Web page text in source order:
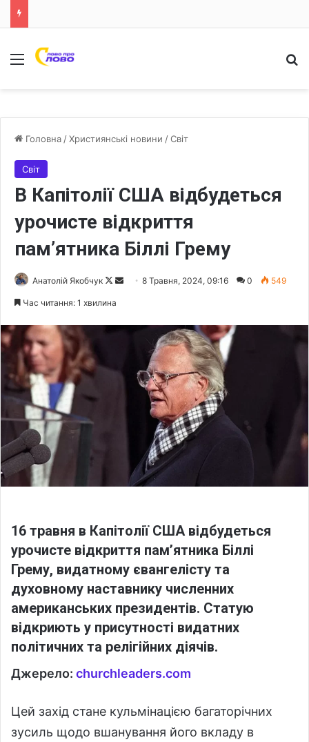
Меню
Головна /Християнські новини /Світ
Світ
В Капітолії США відбудеться
урочисте відкриття
пам’ятника Біллі Грему
Анатолій Якобчук
F
8 Травня, 2024, 09:16 0 549
Час читання: 1 хвилина
16 травня в Капітолії США відбудеться
урочисте відкриття пам’ятника Біллі
Грему, видатному євангелісту та
духовному наставнику численних
американських президентів. Статую
відкриють у присутності видатних
політичних та релігійних діячів.
Джерело: churchleaders.com
Цей захід стане кульмінацією багаторічних
зусиль щодо вшанування його вкладу в